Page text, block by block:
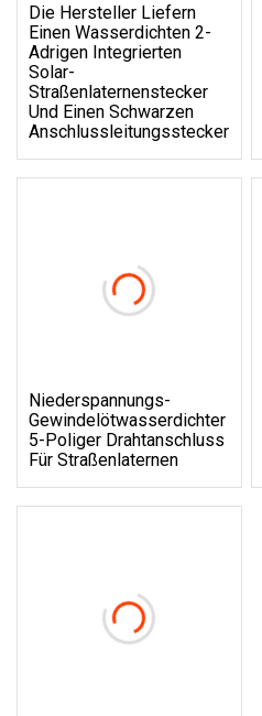
Die Hersteller Liefern
Einen Wasserdichten 2-
Adrigen Integrierten
Solar-
Straßenlaternenstecker
Und Einen Schwarzen
Anschlussleitungsstecker
Niederspannungs-
Gewindelötwasserdichter
5-Poliger Drahtanschluss
Für Straßenlaternen